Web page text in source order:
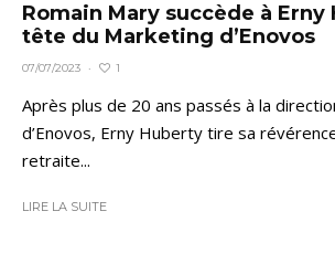
Romain Mary succède à Erny
tête du Marketing d’Enovos
07/07/2023 · 1
Après plus de 20 ans passés à la
d’Enovos, Erny Huberty tire sa
retraite...
LIRE LA SUITE